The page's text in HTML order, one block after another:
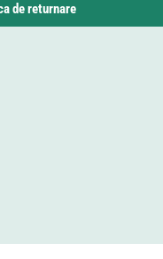
de returnare